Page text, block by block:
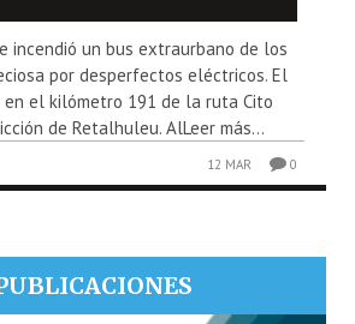
incendió un bus extraurbano de los
por desperfectos eléctricos. El
el kilómetro 191 de la ruta Cito
de Retalhuleu. AlLeer más...
12 MAR 0